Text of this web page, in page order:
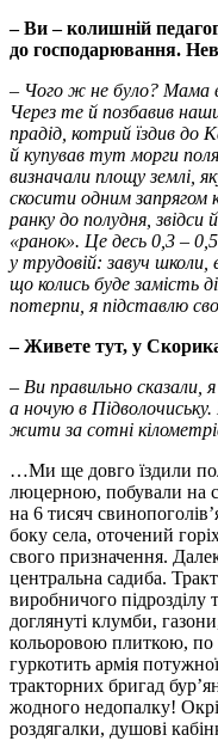
– Ви – колишній
до господарювання.
– Чого ж не було? Мама
Через те й позбавив
прадід, котрий їздив до
й купував тут морги
визначали площу землі,
скосити одним запрягом
ранку до полудня, звідси
«ранок». Це десь 0,3 –
у трудовій: завуч
що колись буде замість
потерпи, я підставлю
– Живете тут, у
– Ви правильно сказали,
а ночую в
жити за сотні
…Ми ще довго їздили
люцерною, побували на
на 6 тисяч
боку села, оточений
свого призначення.
центральна садиба.
виробничого
доглянуті клумби,
кольоровою плиткою, по
гуркотить армія
тракторних бригад
жодного недопалку!
роздягалки, душові